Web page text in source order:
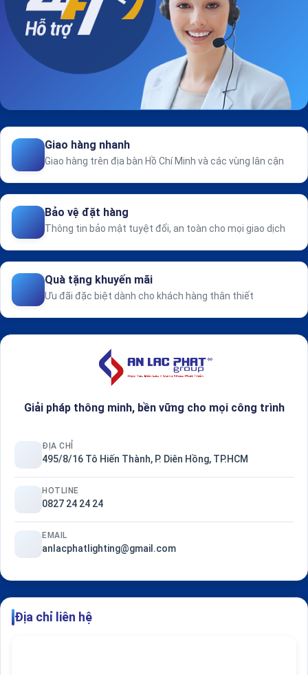
Giao hàng nhanh
Giao hàng trên địa bàn Hồ Chí Minh và các vùng lân cận
Bảo vệ đặt hàng
Thông tin bảo mật tuyệt đối, an toàn cho mọi giao dịch
Quà tặng khuyến mãi
Ưu đãi đặc biệt dành cho khách hàng thân thiết
Giải pháp thông minh, bền vững cho mọi công trình
ĐỊA CHỈ
495/8/16 Tô Hiến Thành, P. Diên Hồng, TP.HCM
HOTLINE
0827 24 24 24
EMAIL
anlacphatlighting@gmail.com
Địa chỉ liên hệ